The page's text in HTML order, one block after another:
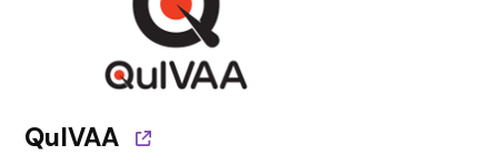
QuIVAA